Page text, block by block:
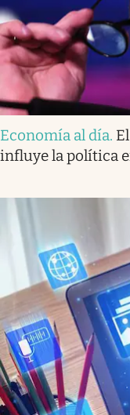
Economía al día.
influye la política